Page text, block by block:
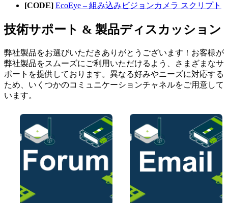
[CODE] EcoEye – 組み込みビジョンカメラ スクリプト
技術サポート & 製品ディスカッション
弊社製品をお選びいただきありがとうございます！お客様が
弊社製品をスムーズにご利用いただけるよう、さまざまなサ
ポートを提供しております。異なる好みやニーズに対応する
ため、いくつかのコミュニケーションチャネルをご用意して
います。